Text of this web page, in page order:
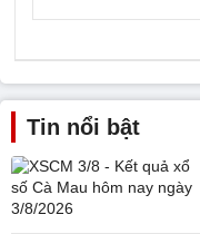
Tin nổi bật